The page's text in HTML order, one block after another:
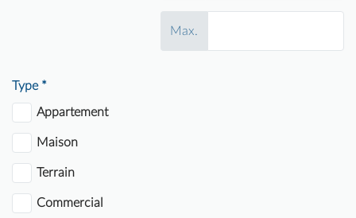
Max.
Type *
Appartement
Maison
Terrain
Commercial